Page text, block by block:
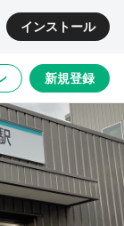
インストール
新規登録